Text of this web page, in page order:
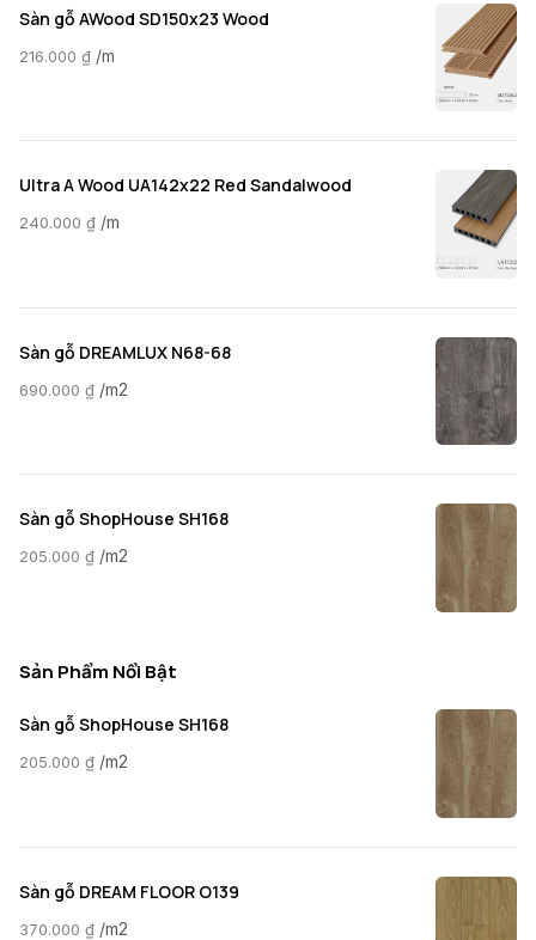
Sàn gỗ AWood SD150x23 Wood
216.000 ₫ /m
Ultra A Wood UA142x22 Red Sandalwood
240.000 ₫ /m
Sàn gỗ DREAMLUX N68-68
690.000 ₫ /m2
Sàn gỗ ShopHouse SH168
205.000 ₫ /m2
Sản Phẩm Nổi Bật
Sàn gỗ ShopHouse SH168
205.000 ₫ /m2
Sàn gỗ DREAM FLOOR O139
370.000 ₫ /m2